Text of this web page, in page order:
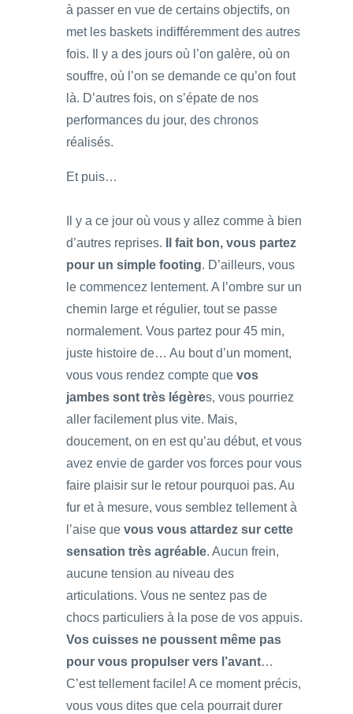
à passer en vue de certains objectifs, on
met les baskets indifféremment des autres
fois. Il y a des jours où l’on galère, où on
souffre, où l’on se demande ce qu’on fout
là. D’autres fois, on s’épate de nos
performances du jour, des chronos
réalisés.
Et puis…
Il y a ce jour où vous y allez comme à bien
d’autres reprises.
Il fait bon, vous partez
pour un simple footing. D’ailleurs, vous
le commencez lentement. A l’ombre sur un
chemin large et régulier, tout se passe
normalement. Vous partez pour 45 min,
juste histoire de… Au bout d’un moment,
vous vous rendez compte que vos
jambes sont très légères, vous pourriez
aller facilement plus vite. Mais,
doucement, on en est qu’au début, et vous
avez envie de garder vos forces pour vous
faire plaisir sur le retour pourquoi pas. Au
fur et à mesure, vous semblez tellement à
l’aise que vous vous attardez sur cette
sensation très agréable. Aucun frein,
aucune tension au niveau des
articulations. Vous ne sentez pas de
chocs particuliers à la pose de vos appuis.
Vos cuisses ne poussent même pas
pour vous propulser vers l’avant…
C’est tellement facile! A ce moment précis,
vous vous dites que cela pourrait durer